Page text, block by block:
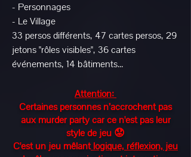
- Personnages
- Le Village
33 persos différents, 47 cartes persos, 29
jetons "rôles visibles", 36 cartes
événements, 14 bâtiments...
Attention:
Certaines personnes n’accrochent pas
aux murder party car ce n'est pas leur
style de jeu 😟
C'est un jeu mêlantlogique, réflexion, jeu